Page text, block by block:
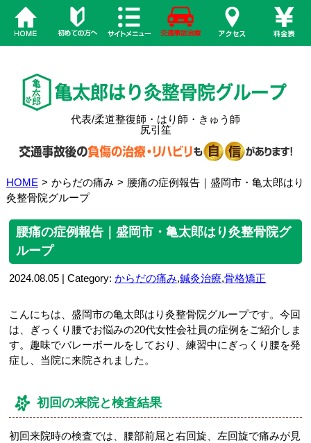
代表/柔道整復師・はり師・きゅう師
尻引笙
HOME > からだの痛み > 腰痛の症例報告｜盛岡市・亀太郎はり
灸整骨院グループ
腰痛の症例報告｜盛岡市・亀太郎はり灸整骨院グ
ループ
2024.08.05 | Category:からだの痛み,鍼灸治療,骨格矯正
こんにちは、盛岡市の亀太郎はり灸整骨院グループです。今回
は、ぎっくり腰でお悩みの20代女性会社員の症例をご紹介しま
す。趣味でバレーボールをしており、練習中にぎっくり腰を発
症し、当院に来院されました。
初回の来院と検査結果
初回来院時の検査では、腰部前屈と右回旋、左回旋で痛みが見